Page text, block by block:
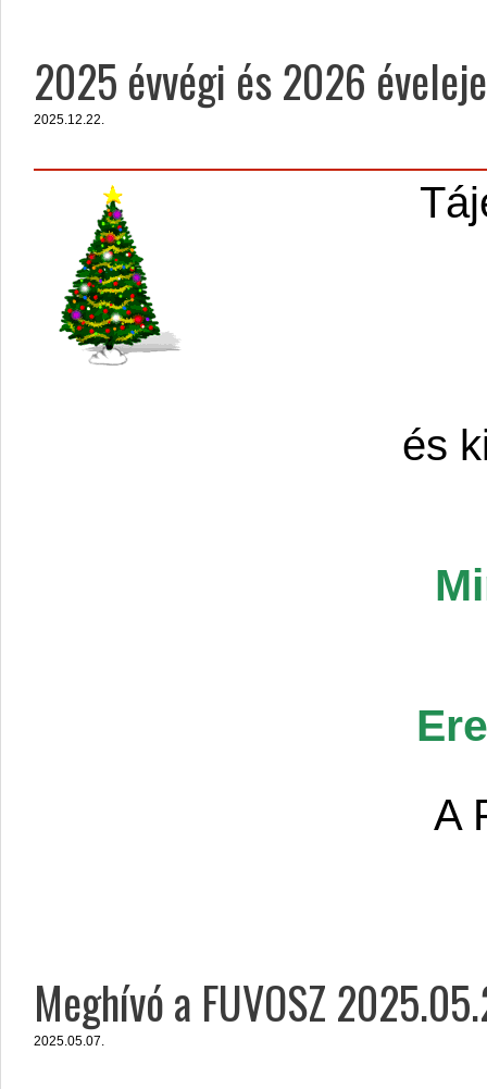
2025 évvégi és 2026
2025.12.22.
és
A
Meghívó a FUVOSZ
2025.05.07.